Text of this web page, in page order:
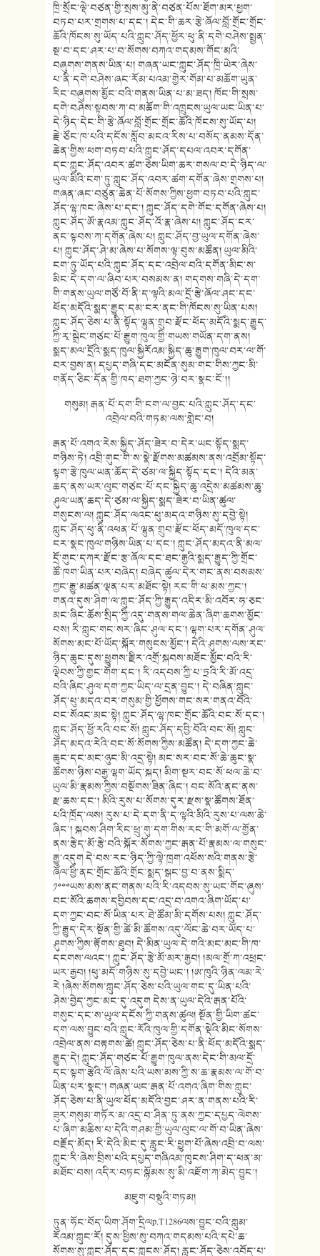
ཁྲི་སྲོང་ལྡེ་བཙན་གྱི་སྲས་མུ་ནེ་བཙན་པོས་ཐོག་མར་ཕྱག་
བཏབ་པར་གྲགས་པ་དང་། དེང་གི་ཆར་རྩེ་ཞོལ་བློ་གྲོང་གྲོང་
ཆོའི་ཁོངས་སུ་ཡོད་པའི་ཀླུང་ཤོད་ཕྱོར་ཕུ་ནི་དགེ་བཤེས་སྤྱན་
སྔ་བ་དང་ཤར་པ་བ་སོགས་བཀའ་གདམས་གོང་མའི་
བཞུགས་གནས་ཡིན་པ། གཞན་ཡང་ཀླུང་ཤོད་ཁྲི་ཡེར་ཞེས་
པ་ནི་དགེ་བཤེས་ཞང་རོམ་པའམ་གྱེར་གོམ་པ་མཆོག་ཡུན་
རིང་བཞུགས་མྱོང་བའི་གནས་ཡིན་པ་མ་ཟད། ཁོང་གི་སྲས་
དགེ་བཤེས་སྟབས་ཀ་བ་མཆོག་གི་འཁྲུངས་ཡུལ་ཡང་ཡིན་པ་
དེ་ཉིད་དེང་གི་རྩེ་ཞོལ་བློ་གྲོང་གྲོང་ཆོའི་ཁོངས་སུ་ཡོད་པ།
རྗེ་ཙོང་ཁ་པའི་དངོས་སློབ་མངའ་རིས་པ་བསོད་ནམས་དོན་
ཆེན་གྱིས་ཕག་བཏབ་པའི་ཀླུང་ཤོད་དཔལ་འབར་དགོན་
དང་ཀླུང་ཤོད་འབར་ཚག་ཅེས་ཡིག་ཆར་གསལ་བ་དེ་ཉིད་ལ་
ཡུལ་མིའི་ངག་ཏུ་ཀླུང་ཤོད་འབར་ཚག་དགོན་ཞེས་གྲགས་པ།
གཞན་ཞང་བཙུན་ཆེན་པོ་སོགས་ཀྱིས་ཕྱག་བཏབ་པའི་ཀླུང་
ཤོད་ལྷ་ཁང་ཞེས་པ་དང་། ཀླུང་ཤོད་དགེ་གོང་དགོན་ཞེས་པ།
ཀླུང་ཤོད་ཨོ་རྣའམ་ཀླུང་ཤོད་འོ་རྣ་ཞེས་པ། ཀླུང་ཤོད་ངར་
ནང་སྟབས་ཀ་དགོན་ཞེས་པ། ཀླུང་ཤོད་བྱ་ཡུལ་དགོན་ཞེས་
པ། ཀླུང་ཤོད་ཤེ་མ་ཞེས་པ་སོགས་ལྟ་བུས་མཚོན། ཡུལ་མིའི་
ངག་ཏུ་ཡོད་པའི་ཀླུང་ཤོད་དང་འབྲེལ་བའི་དགོན་མིང་ས་
མིང་དེ་དག་ལ་ཞིབ་པར་བསམས་ན། གདགས་གཞི་དེ་དག་
གི་གནས་ཡུལ་གཙོ་བོ་ནི་ད་ལྟའི་མལ་དྲོ་རྩེ་ཞོལ་ཤང་དང་
ཕོད་མདོའི་སྨད་རྒྱུད་དམ་ངར་ནང་གི་ཁོངས་སུ་ཡིན་པས།
ཀླུང་ཤོད་ཅེས་པ་ནི་སྟོད་ལྷུན་གྲུབ་རྫོང་ཕོད་མདོའི་སྨད་རྒྱུད་
ཀྱི་རྭ་སྒྲེང་གཙང་པོ་རྒྱུག་ཁུལ་གྱི་གཡས་གཡོན་དག་ནས།
སྨད་མལ་དྲོའི་སྨད་ཁུལ་སྐྱིརོའམ་སྐྱིད་ཆུ་རྒྱུག་ཁུལ་བར་ལ་གོ་
བར་བྱས་ན། དཔྱད་གཞི་དང་མངོན་སུམ་གང་གིས་ཀྱང་མི་
གནོད་ཅིང་དོན་གྱི་ཁད་ཐག་ཀྱང་ཉེ་བར་སྣང་ངོ་།།
གསུམ། རྒན་པོ་དག་གི་ངག་ལ་བྱང་པའི་ཀླུང་ཤོད་དང་
འབྲེལ་བའི་གཏམ་ལས་གླེང་བ།
རྒན་པོ་འགའ་རེས་སྐྱིད་ཤོད་ཟེར་བ་དེར་ཡང་སྟོད་སྨད་
གཉིས་ཏེ། འབྲི་གུང་གི་ས་སྣེ་རྫོགས་མཚམས་ནས་འབྲོམ་སྟོད་
སྟག་རྩེ་ཁུལ་ཡན་ཆོད་དེ་ཙམ་ལ་སྐྱིད་སྟོད་དང་། དེའི་མན་
ཆད་ནས་ཡར་ལུང་གཙང་པོ་དང་སྐྱིད་ཆུ་འདྲེས་མཚམས་ཆུ་
ཤུལ་ཡན་ཆད་དེ་ཙམ་ལ་སྐྱིད་སྨད་ཟེར་བ་ཡིན་ཚུལ་
གསུངས་ལ། ཀླུང་ཤོད་ལའང་ཕུ་མདའ་གཉིས་སུ་དབྱེ་སྟེ།
ཀླུང་ཤོད་ཕུ་ནི་འཕན་པོ་ལྷུན་གྲུབ་རྫོང་ཕོད་མདོ་ཁུལ་དང་
ངར་སྣང་ཁུལ་གཉིས་ཡིན་པ་དང་། ཀླུང་ཤོད་མདའ་ནི་མལ་
དྲོ་གུང་དཀར་རྫོང་རྩ་ཞོལ་དང་ཐང་རྒྱའི་སྨད་རྒྱུད་ཀྱི་གྲོང་
ཚོ་ཁག་ཡིན་པར་བཞེད། བཞེད་ཚུལ་དེར་གང་ནས་བསམས་
ཀྱང་རྒྱུ་མཚན་ལྡན་པར་མཐོང་སྟེ། རང་གི་ཕ་མས་ཀྱང་།
གནའ་དུས་ཤིག་ལ་ཀླུང་ཤོད་ཀྱི་རྒྱུད་འདིར་མི་འབོར་ཧ་ཅང་
མང་ཞིང་ཆོས་སྲིད་ཀྱི་འདུ་གནས་གལ་ཆེན་ཞིག་ཆགས་མྱོང་
བས། རི་ཀླུང་གང་སར་ཞིང་ཤུལ་དང་། ལྷག་པར་དགོན་ཤུལ་
སོགས་མང་པོ་ཡོད་སྐོར་གསུངས་མྱོང་། དེའི་ཤུགས་ལས་རང་
ཉིད་ཆུང་དུས་ཕྱུགས་རྗིར་འགྲོ་སྐབས་མཐོང་མྱོང་བའི་རི་
ལྡེབས་ཀྱི་གྱང་གོག་དང་། རི་འདབས་ཀྱི་པ་ཏྲའི་རི་མོ་འདྲ་
བའི་ཞིང་ཤུལ་དག་ཀྱང་ཡིད་ལ་དྲན་བྱུང་། དེ་བཞིན་ཀླུང་
ཤོད་ཕུ་མདའ་བར་གསུམ་གྱི་ཕྱོགས་གང་སར་གནའ་བོའི་
བང་སོའང་མང་སྟེ། ཀླུང་ཤོད་ལྷ་ཁང་གྲོང་ཆོའི་བང་སོ་དང་།
ཀླུང་ཤོད་ཕྱོ་རའི་བང་སོ། ཀླུང་ཤོད་དབྱི་བོའི་བང་སོ། ཀླུང་
ཤོད་མདའ་རེའི་བང་སོ་སོགས་ཀྱིས་མཚོན། དེ་དག་ཀྱང་ཆེ་
ཆུང་དང་མང་ཉུང་མི་འདྲ་སྟེ། མང་སར་བང་སོ་ཆེ་ཆུང་སྣ་
ཚོགས་ཉིས་བརྒྱ་ལྷག་ཡོད་སྐད། མིག་སྔར་བང་སོ་ཕལ་ཆེ་བ་
ཡུལ་མི་རྣམས་ཀྱིས་བསྔོགས་ཟིན་ཞིང་། བང་སོའི་ནང་ནས་
རྫ་ཆས་དང་། མིའི་རུས་པ་སོགས་དུར་རྫས་སྣ་ཚོགས་ཐོན་
པའི་ཁྲོད་ལས། རུས་པ་དེ་དག་ནི་ད་ལྟའི་མིའི་རུས་པ་ལས་ཆེ་
ཞིང་། སྐབས་ཤིག་རིང་ཕྲུ་གུ་དག་གིས་རང་གི་མགོ་ལ་གྱོན་
ནས་རྩེད་མོ་རྩེ་བའི་སྐོར་སོགས་ཀྱང་རྒན་པོ་རྣམས་ལ་གསུང་
རྒྱུ་འདུག དེ་བས་རང་ཉིད་ཀྱི་ལྟེ་ཁྲག་འཕོས་སའི་གནས་རྩེ་
ཞོལ་ཕྱི་ནང་གྲོང་ཆོའི་གྲོང་སྨད་སྒང་བྱ་བ་ནས་སྨིད་
༡༠༠༠ཡས་མས་ནང་གནས་པའི་རི་འདབས་སུ་ཡང་གོང་ཞུས་
བང་སོའི་ཆགས་དབྱིབས་དང་འདྲ་བ་འགའ་ཞིག་ཡོད་པ་
དག་ཀྱང་བང་སོ་ཡིན་པར་ཐེ་ཚོམ་མི་དགོས་པས། ཀླུང་ཤོད་
ཀྱི་རྒྱུད་དེར་སྔོན་གྱི་ཚེ་མི་ཚོགས་འདུ་ལོང་ཆེ་བར་ཡོད་པ་
ཤུགས་ཀྱིས་རྟོགས་ཐུབ། དེ་མིན་ཡུལ་དེ་གའི་མང་མང་གི་ཁ་
དངགས་ལའང་། ཀླུང་ཤོད་རྩེ་མོ་མར་རྒྱབ། །མལ་གྲོ་ཀ་འཕྲང་
ཡར་རྒྱབ། །ཕུ་མདོ་གཉིས་སུ་དབྱེ་ཡང་། །ཨ་ཁུའི་ཉིན་ལམ་རེ་
རེ །ཞེས་སོགས་ཀླུང་ཤོད་ཅེས་པའི་ཡུལ་གང་དུ་ཡིན་པའི་
ཤེས་བྱེད་ཀྱང་མང་དུ་འདུག དེས་ན་ཡུལ་དེའི་རྒན་པོའི་
གསུང་དང་ས་ཡུལ་དངོས་ཀྱི་གནས་ཚུལ། སྔོན་གྱི་ཡིག་ཚང་
དག་ལས་བྱུང་བའི་ཀླུང་རོའི་ཁུལ་གྱི་དགོན་སྡེའི་མིང་སོགས་
འབྲེལ་ནས་བརྟགས་ཚེ། ཀླུང་ཤོད་ཅེས་པ་ནི་ཕོད་མདོའི་སྨད་
རྒྱུད་དེ། ཀླུང་ཤོད་གཙང་པོ་རྒྱུག་ཁུལ་ནས་དེང་གི་མལ་དྲོ་
དང་སྟག་རྩེའི་ལོ་ཞེས་པའི་ཡས་མས་ཀྱི་ས་ཆ་རྣམས་ལ་གོ་བ་
ཡིན་པར་སྣང་། གཞན་ཡང་རྒན་པོ་འགའ་ཞིག་གིས་ཀླུང་
ཤོད་ཅེས་པ་ནི་ཡུལ་ཕོད་མདོའི་བྱང་ཤར་ན་གནས་པའི་རི་
ཟུར་གསུམ་གཏོར་མ་འདྲ་བ་ཤིན་ཏུ་ནས་ཀྱང་དཔྱད་ལེགས་
པ་ཞིག་མཆིས་པ་དེའི་གཤམ་གྱི་ཡུལ་ལུང་ལ་གོ་བ་ཡིན་ཞེས་
བརྗོད་མོད། རི་དེའི་མིང་དུ་རླུང་རི་ཕྱུག་པོ་ཞེས་འབྲི་བ་ལས་
ཀླུང་རི་ཞེས་བྲིས་པའི་དཔྱད་གཞིའམ་ཁུངས་ཤིག་ད་ཕན་མ་
མཐོང་བས། འདིར་བཏང་སྙོམས་སུ་མི་འཇོག་ཀ་མེད་བྱུང་།
མཇུག་བསྡུའི་གཏམ།
ཏུན་ཧོང་བོད་ཡིག་ཤོག་དྲིལp.T1286ལས་བྱུང་བའི་ཀླུམ་
རོའམ་ཀླུང་རོ། དུས་ཕྱིས་སུ་བཀའ་གདམས་པའི་དཔེ་ཆ་
སོགས་སུ་ཀླུང་ཤོད་དང་ཀླུངས་ཤོད། རླུང་ཤོད་ཅེས་འབོད་པ་